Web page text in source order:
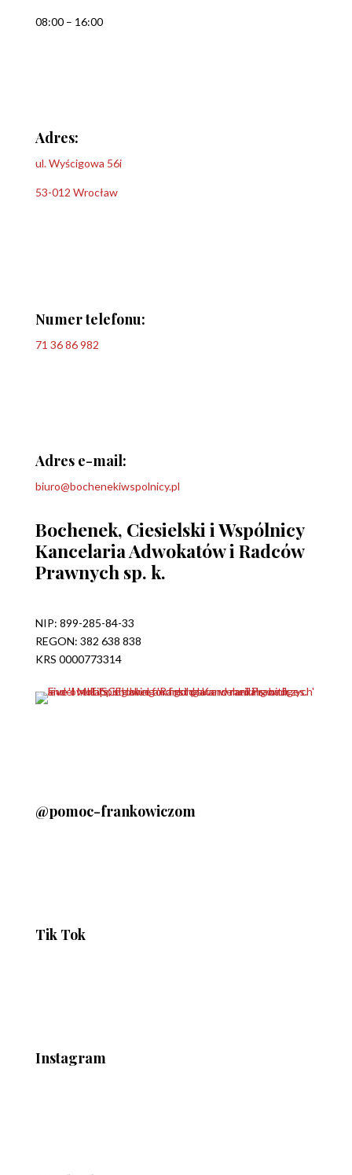
08:00 – 16:00
Adres:
ul. Wyścigowa 56i
53-012 Wrocław
Numer telefonu:
71 36 86 982
Adres e-mail:
biuro@bochenekiwspolnicy.pl
Bochenek, Ciesielski i Wspólnicy
Kancelaria Adwokatów i Radców
Prawnych sp. k.
NIP: 899-285-84-33
REGON: 382 638 838
KRS 0000773314
@pomoc-frankowiczom
Tik Tok
Instagram